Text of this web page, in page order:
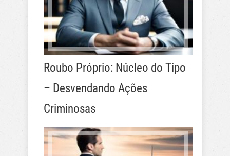
Roubo Próprio: Núcleo do Tipo
– Desvendando Ações
Criminosas